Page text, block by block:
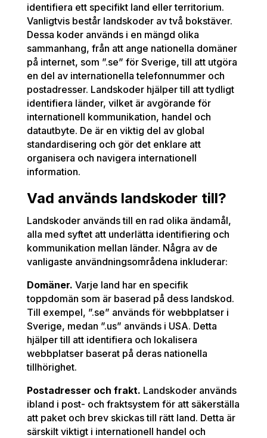
identifiera ett specifikt land eller territorium.
Vanligtvis består landskoder av två bokstäver.
Dessa koder används i en mängd olika
sammanhang, från att ange nationella domäner
på internet, som ”.se” för Sverige, till att utgöra
en del av internationella telefonnummer och
postadresser. Landskoder hjälper till att tydligt
identifiera länder, vilket är avgörande för
internationell kommunikation, handel och
datautbyte. De är en viktig del av global
standardisering och gör det enklare att
organisera och navigera internationell
information.
Vad används landskoder till?
Landskoder används till en rad olika ändamål,
alla med syftet att underlätta identifiering och
kommunikation mellan länder. Några av de
vanligaste användningsområdena inkluderar:
Domäner. Varje land har en specifik
toppdomän som är baserad på dess landskod.
Till exempel, ”.se” används för webbplatser i
Sverige, medan ”.us” används i USA. Detta
hjälper till att identifiera och lokalisera
webbplatser baserat på deras nationella
tillhörighet.
Postadresser och frakt. Landskoder används
ibland i post- och fraktsystem för att säkerställa
att paket och brev skickas till rätt land. Detta är
särskilt viktigt i internationell handel och